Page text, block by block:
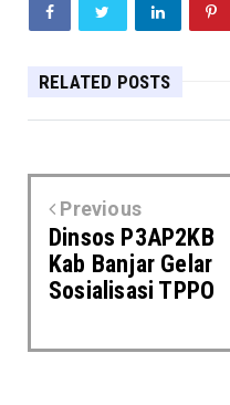
RELATED POSTS
Previous
Dinsos P3AP2KB
Kab Banjar Gelar
Sosialisasi TPPO